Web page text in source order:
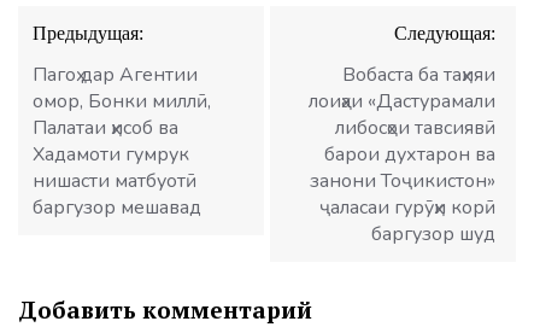
Навигация
по
записям
Предыдущая:
Пагоҳ дар Агентии
омор, Бонки миллӣ,
Палатаи ҳисоб ва
Хадамоти гумрук
нишасти матбуотӣ
баргузор мешавад
Следующая:
Вобаста ба таҳияи
лоиҳаи «Дастурамали
либосҳои тавсиявӣ
барои духтарон ва
занони Тоҷикистон»
ҷаласаи гурӯҳи корӣ
баргузор шуд
Добавить комментарий